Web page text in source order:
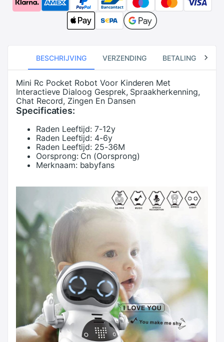
BESCHRIJVING VERZENDING BETALING
Mini Rc Pocket Robot Voor Kinderen Met
Interactieve Dialoog Gesprek, Spraakherkenning,
Chat Record, Zingen En Dansen
Specificaties:
Raden Leeftijd: 7-12y
Raden Leeftijd: 4-6y
Raden Leeftijd: 25-36M
Oorsprong: Cn (Oorsprong)
Merknaam: babyfans